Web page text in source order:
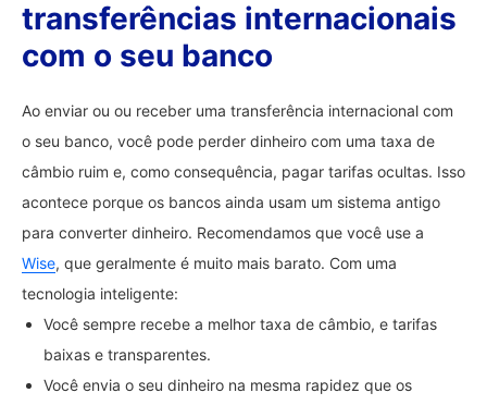
transferências internacionais
com o seu banco
Ao enviar ou ou receber uma transferência internacional com
o seu banco, você pode perder dinheiro com uma taxa de
câmbio ruim e, como consequência, pagar tarifas ocultas. Isso
acontece porque os bancos ainda usam um sistema antigo
para converter dinheiro. Recomendamos que você use a
Wise, que geralmente é muito mais barato. Com uma
tecnologia inteligente:
Você sempre recebe a melhor taxa de câmbio, e tarifas
baixas e transparentes.
Você envia o seu dinheiro na mesma rapidez que os